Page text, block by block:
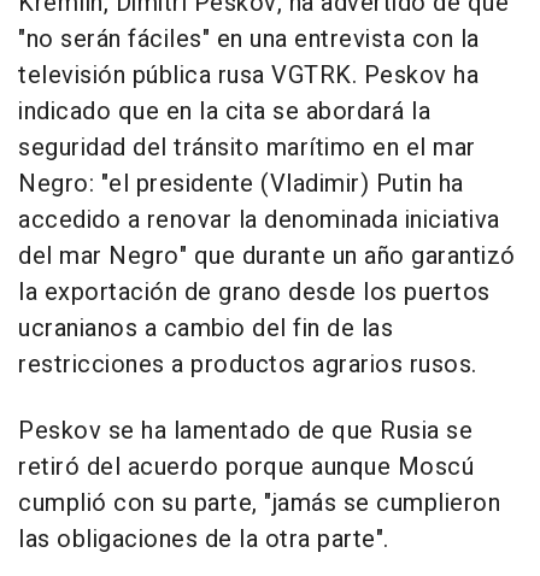
"no serán fáciles" en una entrevista con la
televisión pública rusa VGTRK. Peskov ha
indicado que en la cita se abordará la
seguridad del tránsito marítimo en el mar
Negro: "el presidente (Vladimir) Putin ha
accedido a renovar la denominada iniciativa
del mar Negro" que durante un año garantizó
la exportación de grano desde los puertos
ucranianos a cambio del fin de las
restricciones a productos agrarios rusos.
Peskov se ha lamentado de que Rusia se
retiró del acuerdo porque aunque Moscú
cumplió con su parte, "jamás se cumplieron
las obligaciones de la otra parte".